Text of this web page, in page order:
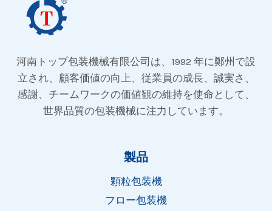
河南トップ包装機械有限公司は、1992 年に鄭州で設
立され、顧客価値の向上、従業員の成長、誠実さ、
感謝、チームワークの価値観の維持を使命として、
世界品質の包装機械に注力しています。
製品
顆粒包装機
フロー包装機